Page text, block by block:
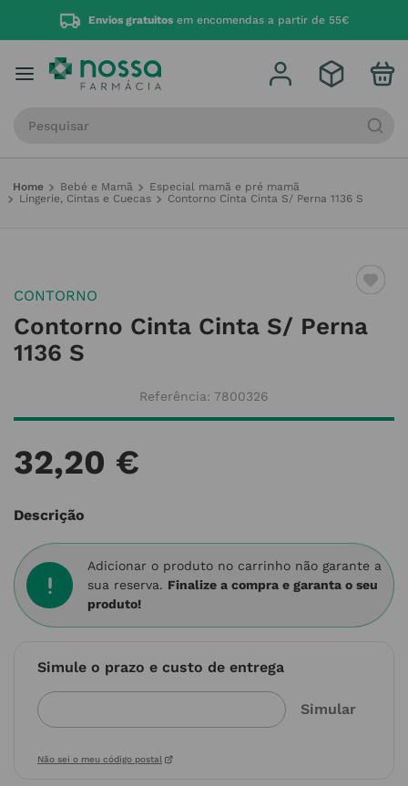
Envios gratuitos em encomendas a partir de 55€
Bebé e Mamã
Especial mamã e pré mamã
Lingerie, Cintas e Cuecas
Contorno Cinta Cinta S/ Perna 1136 S
CONTORNO
Contorno Cinta Cinta S/ Perna
1136 S
Referência: 7800326
32,20 €
Descrição
Adicionar o produto no carrinho não garante a
sua reserva. Finalize a compra e garanta o seu
produto!
Simule o prazo e custo de entrega
Não sei o meu código postal